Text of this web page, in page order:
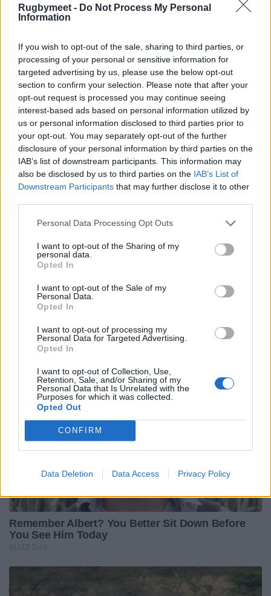
Rugbymeet - Do Not Process My Personal
Information
If you wish to opt-out of the sale, sharing to third parties, or
processing of your personal or sensitive information for
targeted advertising by us, please use the below opt-out
section to confirm your selection. Please note that after your
opt-out request is processed you may continue seeing
interest-based ads based on personal information utilized by
us or personal information disclosed to third parties prior to
your opt-out. You may separately opt-out of the further
disclosure of your personal information by third parties on the
IAB’s list of downstream participants. This information may
also be disclosed by us to third parties on the IAB’s List of
Downstream Participants that may further disclose it to other
Personal Data Processing Opt Outs
I want to opt-out of the Sharing of my
personal data.
Opted In
I want to opt-out of the Sale of my
Personal Data.
Opted In
I want to opt-out of processing my
Personal Data for Targeted Advertising.
Opted In
I want to opt-out of Collection, Use,
Retention, Sale, and/or Sharing of my
Personal Data that Is Unrelated with the
Purposes for which it was collected.
Opted Out
CONFIRM
Data Deletion Data Access Privacy Policy